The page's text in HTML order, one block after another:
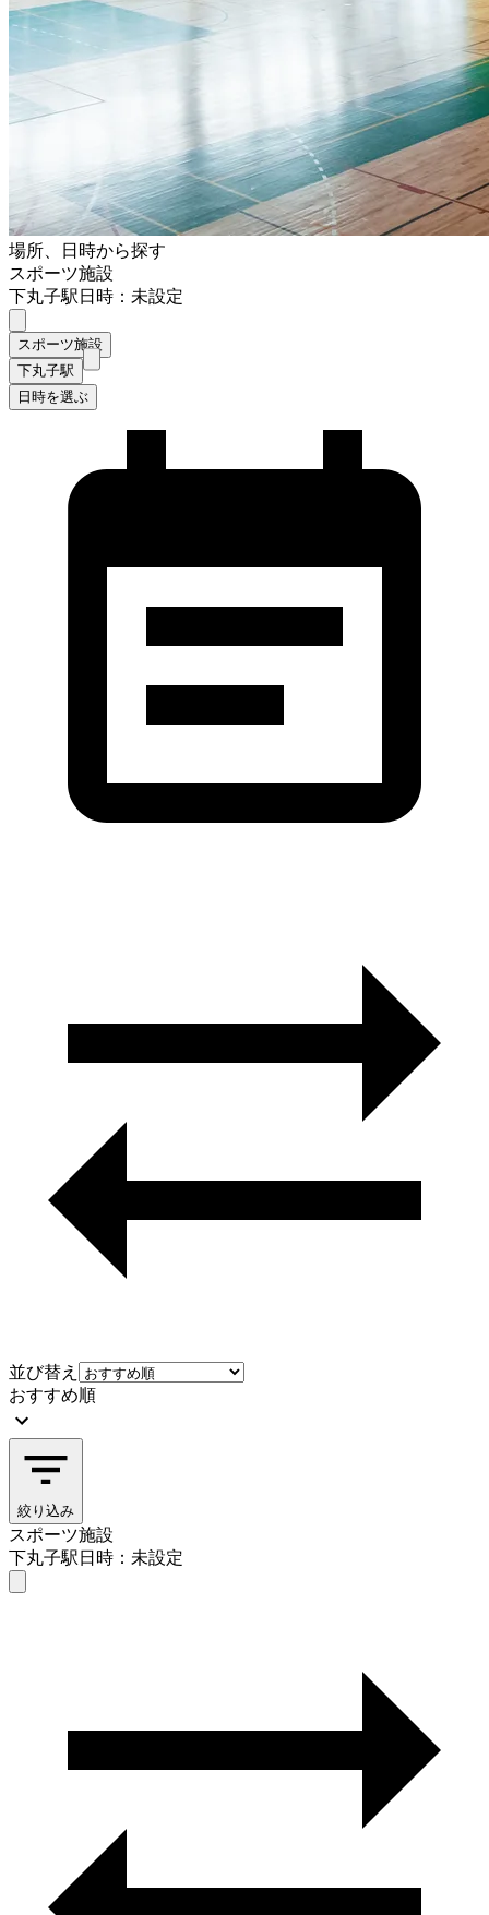
場所、日時から探す
スポーツ施設
下丸子駅日時：未設定
スポーツ施設
下丸子駅
日時を選ぶ
並び替え
おすすめ順
絞り込み
スポーツ施設
下丸子駅日時：未設定